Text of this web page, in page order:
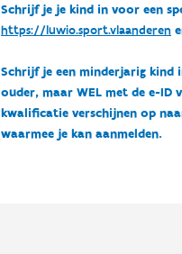
Schrijf je je kind in voor een
https://luwio.sport.vlaanderen
Schrijf je een minderjarig kind
ouder, maar WEL met de e-ID
kwalificatie verschijnen op
waarmee je kan aanmelden.